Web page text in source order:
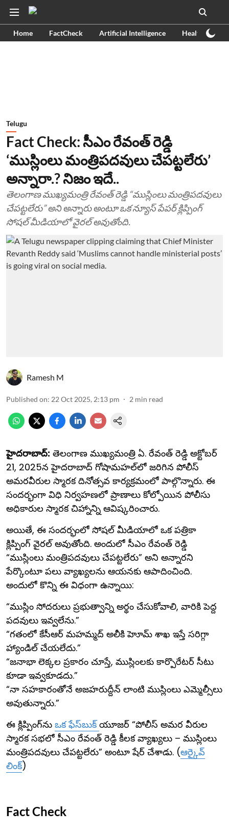
Home FactCheck Artificial Intelligence Health
Telugu
Fact Check: సీఎం రేవంత్ రెడ్డి
‘ముస్లింలు మంత్రిపదవులు చేపట్టలేరు’
అన్నారా.? నిజం ఇదే..
తెలంగాణ ముఖ్యమంత్రి రేవంత్ రెడ్డి “ముస్లింలు మంత్రిపదవులు
చేపట్టలేరు” అని అన్నారు అంటూ ఒక న్యూస్ పేపర్ క్లిప్పింగ్
సోషల్ మీడియాలో వైరల్ అవుతోంది.
Ramesh M
Published on: 22 Oct 2025, 2:13 pm 2 min read
హైదరాబాద్: తెలంగాణ ముఖ్యమంత్రి ఏ. రేవంత్ రెడ్డి అక్టోబర్
21, 2025న హైదరాబాద్‌ గోషామహల్‌లో జరిగిన పోలీస్
అమరవీరుల స్మారక దినోత్సవ కార్యక్రమంలో పాల్గొన్నారు. ఈ
సందర్భంగా విధి నిర్వహణలో ప్రాణాలు కోల్పోయిన పోలీసు
అధికారుల స్మారక చిహ్నాన్ని ఆవిష్కరించారు.
అయితే, ఈ సందర్భంలో సోషల్ మీడియాలో ఒక పత్రికా
క్లిప్పింగ్ వైరల్ అవుతోంది. అందులో సీఎం రేవంత్ రెడ్డి
“ముస్లింలు మంత్రిపదవులు చేపట్టలేరు” అని అన్నారని
పేర్కొంటూ పలు వ్యాఖ్యలను ఆయనకు ఆపాదించింది.
అందులో కొన్ని ఈ విధంగా ఉన్నాయి:
“ముస్లిం సోదరులు ప్రభుత్వాన్ని అర్థం చేసుకోవాలి, వారికి పెద్ద
పదవులు ఇవ్వలేను.”
“గతంలో కేసీఆర్ మహమ్మద్ అలీకి హెూమ్ శాఖ ఇస్తే సరిగ్గా
హ్యాండిల్ చేయలేదు.”
“జనాభా లెక్కల ప్రకారం చూస్తే, ముస్లింలకు కార్పొరేటర్ సీటు
కూడా ఇవ్వకూడదు.”
“నా సహకారంతోనే అజహరుద్దీన్ లాంటి ముస్లింలు ఎమ్మెల్సీలు
అవుతున్నారు.”
ఈ క్లిప్పింగ్‌ను ఒక ఫేస్‌బుక్యూజర్ “పోలీస్ అమర వీరుల
స్మారక సభలో సీఎం రేవంత్ రెడ్డి కీలక వ్యాఖ్యలు – ముస్లింలు
మంత్రిపదవులు చేపట్టలేరు” అంటూ షేర్ చేశాడు. (ఆర్కైవ్
లింక్)
Fact Check